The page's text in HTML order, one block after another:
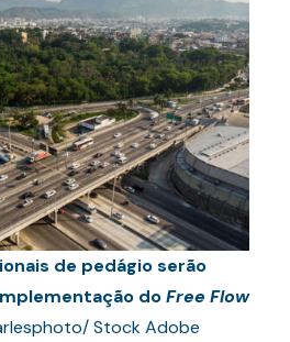
de pedágio serão
doFree Flow
Stock Adobe